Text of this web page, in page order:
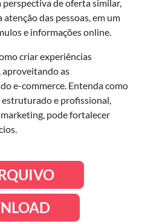
perspectiva de oferta similar,
das pessoas, em um
e informações online.
criar experiências
aproveitando as
e-commerce. Entenda como
e profissional,
pode fortalecer